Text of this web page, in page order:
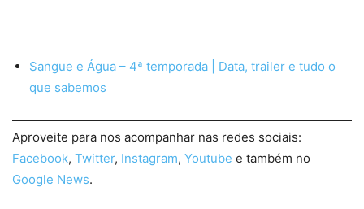
Sangue e Água – 4ª temporada | Data, trailer e tudo o
que sabemos
Aproveite para nos acompanhar nas redes sociais:
Facebook, Twitter, Instagram, Youtube e também no
Google News.